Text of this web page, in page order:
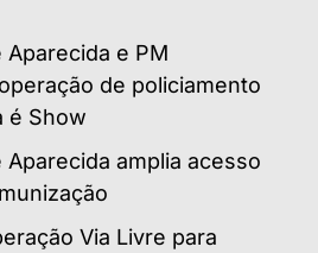
e PM
de policiamento
é Show
amplia acesso
Via Livre para